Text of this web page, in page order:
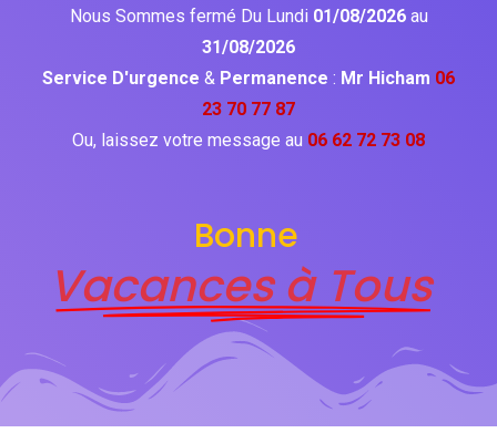
Nous Sommes fermé Du Lundi 01/08/2026 au
31/08/2026
Service D'urgence & Permanence : Mr Hicham 06
23 70 77 87
Ou, laissez votre message au 06 62 72 73 08
Bonne
Vacances à Tous